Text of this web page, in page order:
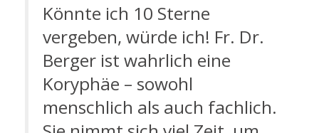
Könnte ich 10 Sterne
vergeben, würde ich! Fr. Dr.
Berger ist wahrlich eine
Koryphäe – sowohl
menschlich als auch fachlich.